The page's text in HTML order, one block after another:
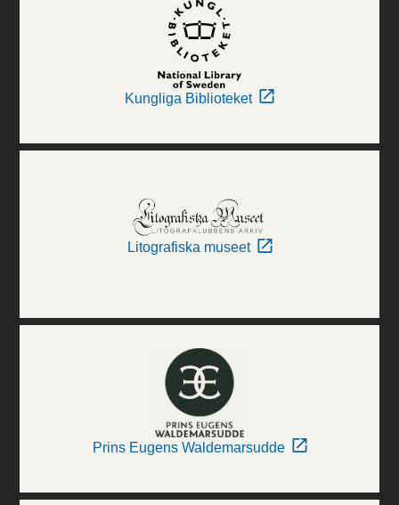
Kungliga Biblioteket
Litografiska museet
Prins Eugens Waldemarsudde